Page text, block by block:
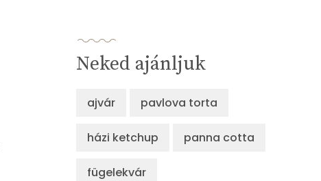
Neked ajánljuk
ajvár pavlova torta
házi ketchup panna cotta
fügelekvár